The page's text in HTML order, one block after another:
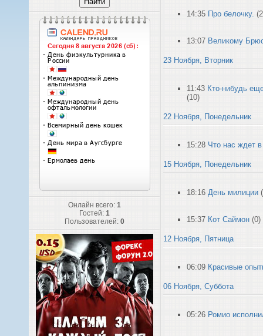
Онлайн всего: 1
Гостей: 1
Пользователей: 0
14:35 Про белочку.
13:07 Великому
23 Ноября, Вторник
11:43 Кто-нибудь
(10)
22 Ноября, Понедельник
15:28 Что нас ждет
15 Ноября, Понедельник
18:16 День милиции
15:37 Кот Саймон (0)
12 Ноября, Пятница
06:09 Красивые
06 Ноября, Суббота
05:26 Ромио